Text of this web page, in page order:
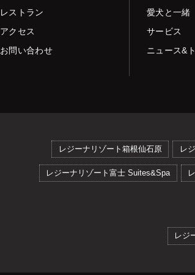
レストラン 愛犬と一緒
アクセス
サービス
お問い合わせ
ニュース&
レジーナリゾート箱根仙石原 レ
レジーナリゾート富士 Suites&Spa
レジ